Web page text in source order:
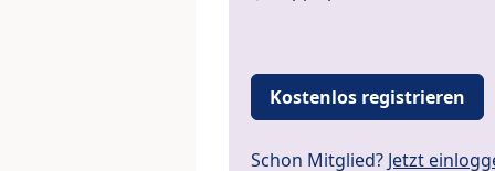
Kostenlos registrieren
Schon Mitglied? Jetzt